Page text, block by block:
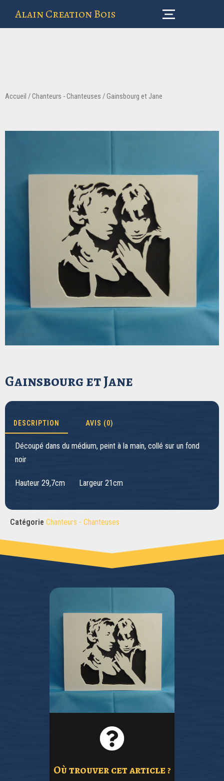
Alain Creation Bois
Accueil /Chanteurs - Chanteuses / Gainsbourg et Jane
Gainsbourg et Jane
DESCRIPTION AVIS (0)
Découpé dans du médium, peint à la main, collé sur un fond
noir
Hauteur 29,7cm Largeur 21cm
Catégorie Chanteurs - Chanteuses
Où trouver cet article ?
Où trouver cet
article ?
ME
CONTACTER